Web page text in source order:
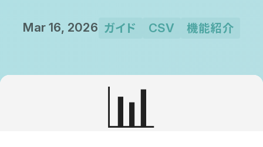
Mar 16, 2026 ガイド CSV 機能紹介
📊